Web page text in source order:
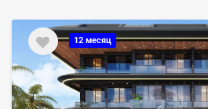
12 месяц